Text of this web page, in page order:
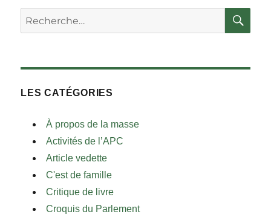
Rechercher :
LES CATÉGORIES
À propos de la masse
Activités de l’APC
Article vedette
C'est de famille
Critique de livre
Croquis du Parlement